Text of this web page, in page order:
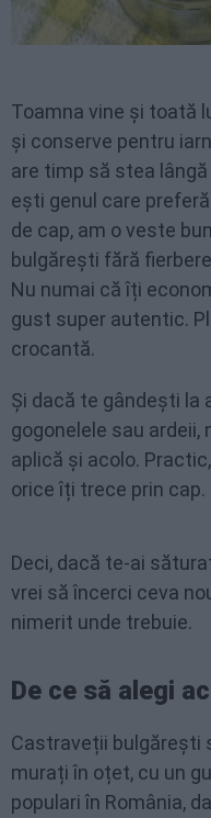
Toamna vine și toată
și conserve pentru
are timp să stea lângă
ești genul care
de cap, am o veste
bulgărești fără
Nu numai că îți
gust super autentic.
crocantă.
Și dacă te gândești la
gogonelele sau
aplică și acolo.
orice îți trece prin cap.
Deci, dacă te-ai
vrei să încerci ceva
nimerit unde trebuie.
De ce să alegi
Castraveții bulgărești
murați în oțet, cu un
populari în România,